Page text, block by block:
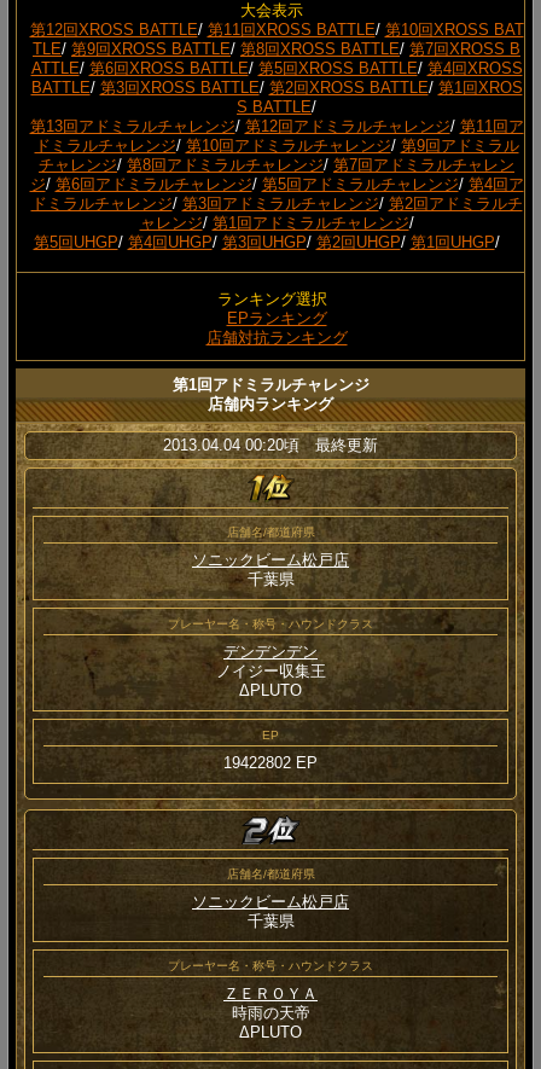
大会表示
第12回XROSS BATTLE/ 第11回XROSS BATTLE/ 第10回XROSS BAT
TLE/ 第9回XROSS BATTLE/ 第8回XROSS BATTLE/ 第7回XROSS B
ATTLE/ 第6回XROSS BATTLE/ 第5回XROSS BATTLE/ 第4回XROSS
BATTLE/ 第3回XROSS BATTLE/ 第2回XROSS BATTLE/ 第1回XROS
S BATTLE/
第13回アドミラルチャレンジ/ 第12回アドミラルチャレンジ/ 第11回ア
ドミラルチャレンジ/ 第10回アドミラルチャレンジ/ 第9回アドミラル
チャレンジ/ 第8回アドミラルチャレンジ/ 第7回アドミラルチャレン
ジ/ 第6回アドミラルチャレンジ/ 第5回アドミラルチャレンジ/ 第4回ア
ドミラルチャレンジ/ 第3回アドミラルチャレンジ/ 第2回アドミラルチ
ャレンジ/ 第1回アドミラルチャレンジ/
第5回UHGP/ 第4回UHGP/ 第3回UHGP/ 第2回UHGP/ 第1回UHGP/
ランキング選択
EPランキング
店舗対抗ランキング
第1回アドミラルチャレンジ
店舗内ランキング
2013.04.04 00:20頃 最終更新
店舗名/都道府県
ソニックビーム松戸店
千葉県
プレーヤー名・称号・ハウンドクラス
デンデンデン
ノイジー収集王
ΔPLUTO
EP
19422802 EP
店舗名/都道府県
ソニックビーム松戸店
千葉県
プレーヤー名・称号・ハウンドクラス
ＺＥＲＯＹＡ
時雨の天帝
ΔPLUTO